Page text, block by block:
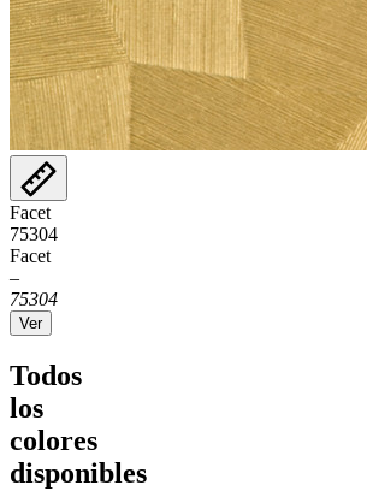
Facet
75304
Facet
–
75304
Ver
Todos
los
colores
disponibles